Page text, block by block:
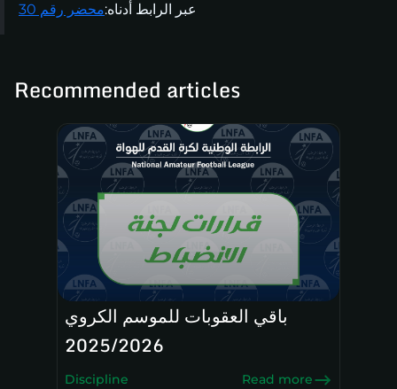
عبر الرابط أدناه:محضر رقم 30
Recommended articles
باقي العقوبات للموسم الكروي
2025/2026
Discipline Read more